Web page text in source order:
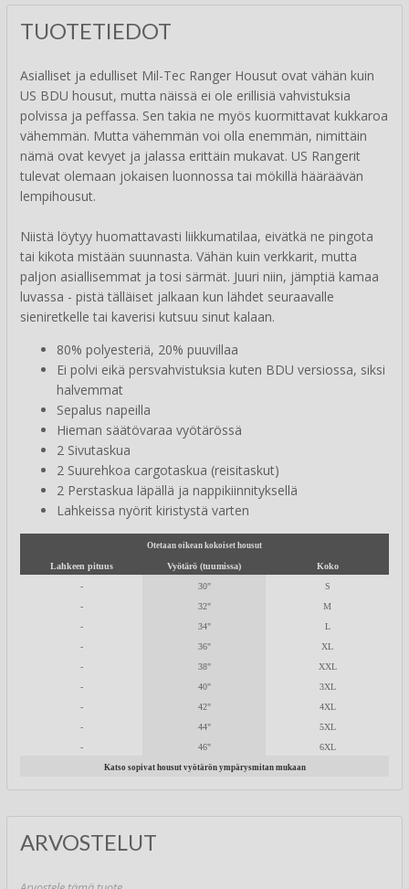
TUOTETIEDOT
Asialliset ja edulliset Mil-Tec Ranger Housut ovat vähän kuin
US BDU housut, mutta näissä ei ole erillisiä vahvistuksia
polvissa ja peffassa. Sen takia ne myös kuormittavat kukkaroa
vähemmän. Mutta vähemmän voi olla enemmän, nimittäin
nämä ovat kevyet ja jalassa erittäin mukavat. US Rangerit
tulevat olemaan jokaisen luonnossa tai mökillä hääräävän
lempihousut.
Niistä löytyy huomattavasti liikkumatilaa, eivätkä ne pingota
tai kikota mistään suunnasta. Vähän kuin verkkarit, mutta
paljon asiallisemmat ja tosi särmät. Juuri niin, jämptiä kamaa
luvassa - pistä tälläiset jalkaan kun lähdet seuraavalle
sieniretkelle tai kaverisi kutsuu sinut kalaan.
80% polyesteriä, 20% puuvillaa
Ei polvi eikä persvahvistuksia kuten BDU versiossa, siksi
halvemmat
Sepalus napeilla
Hieman säätövaraa vyötärössä
2 Sivutaskua
2 Suurehkoa cargotaskua (reisitaskut)
2 Perstaskua läpällä ja nappikiinnityksellä
Lahkeissa nyörit kiristystä varten
Otetaan oikean kokoiset housut
Lahkeen pituus Vyötärö (tuumissa)
Koko
-
30"
S
-
32"
M
-
34"
L
-
36"
XL
-
38"
XXL
-
40"
3XL
-
42"
4XL
-
44"
5XL
-
46" 6XL
Katso sopivat housut vyötärön ympärysmitan mukaan
ARVOSTELUT